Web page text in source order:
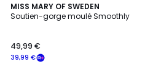
MISS MARY OF SWEDEN
Soutien-gorge moulé Smoothly
39,99 €
49,99 €
4,1
/ 5
4
Couleurs